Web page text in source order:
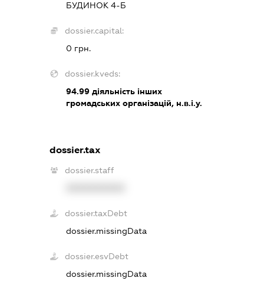
БУДИНОК 4-Б
dossier.capital:
0 грн.
dossier.kveds:
94.99 діяльність інших
громадських організацій, н.в.і.у.
dossier.tax
dossier.staff
dossier.taxDebt
dossier.missingData
dossier.esvDebt
dossier.missingData